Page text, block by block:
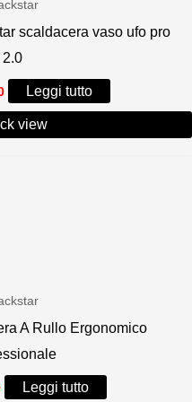
scaldacera vaso ufo pro
2.0
Il
prezzo
attuale
è:
Leggi tutto
view
A Rullo Ergonomico
Il
prezzo
Leggi tutto